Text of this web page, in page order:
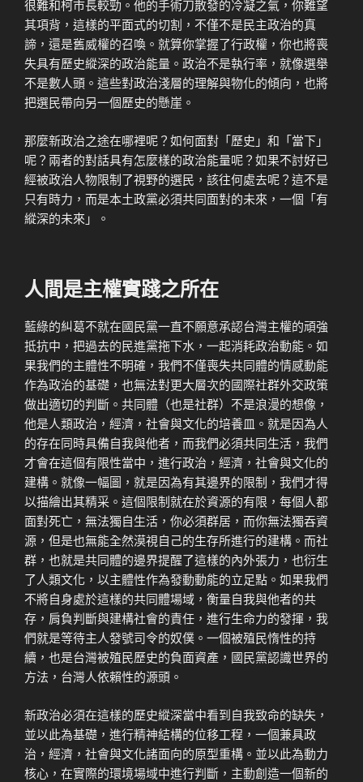
很難和柯市長較勁。他的手術刀散發的冷凝之氣，你難望
其項背，這樣的平面式的切割，不僅不是民主政治的真
諦，還是舊威權的召喚。就算你掌握了行政權，你也將喪
失具有歷史縱深的政治能量。政治不是執行率，就像選舉
不是數人頭。這些對政治淺層的理解與物化的傾向，也將
把選民帶向另一個歷史的懸崖。
那麼新政治之途在哪裡呢？如何面對「歷史」和「當下」
呢？兩者的對話具有怎麼樣的政治能量呢？如果不討好已
經被政治人物限制了視野的選民，該往何處去呢？這不是
只有時力，而是本土政黨必須共同面對的未來，一個「有
縱深的未來」。
人間是主權實踐之所在
藍綠的糾葛不就在國民黨一直不願意承認台灣主權的頑強
抵抗中，把過去的民進黨拖下水，一起消耗政治動能。如
果我們的主體性不明確，我們不僅喪失共同體的情感動能
作為政治的基礎，也無法對更大層次的國際社群外交政策
做出適切的判斷。共同體（也是社群）不是浪漫的想像，
他是人類政治，經濟，社會與文化的培養皿。就是因為人
的存在同時具備自我與他者，而我們必須共同生活，我們
才會在這個有限性當中，進行政治，經濟，社會與文化的
建構。就像一幅圖，就是因為有其邊界的限制，我們才得
以描繪出其精采。這個限制就在於資源的有限，每個人都
面對死亡，無法獨自生活，你必須群居，而你無法獨吞資
源，但是也無能全然漠視自己的生存所進行的建構。而社
群，也就是共同體的邊界提醒了這樣的內外張力，也衍生
了人類文化，以主體性作為發動動能的立足點。如果我們
不將自身處於這樣的共同體場域，衡量自我與他者的共
存，肩負判斷與建構社會的責任，進行生命力的發揮，我
們就是等待主人發號司令的奴僕。一個被殖民惰性的持
續，也是台灣被殖民歷史的負面資產，國民黨認識世界的
方法，台灣人依賴性的源頭。
新政治必須在這樣的歷史縱深當中看到自我致命的缺失，
並以此為基礎，進行精神結構的位移工程，一個兼具政
治，經濟，社會與文化諸面向的原型重構。並以此為動力
核心，在實際的環境場域中進行判斷，主動創造一個新的